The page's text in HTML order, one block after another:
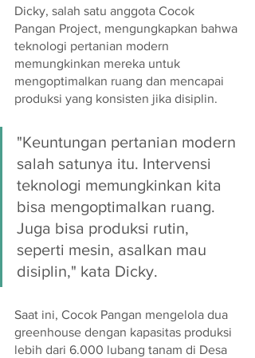
Dicky, salah satu anggota Cocok
Pangan Project, mengungkapkan bahwa
teknologi pertanian modern
memungkinkan mereka untuk
mengoptimalkan ruang dan mencapai
produksi yang konsisten jika disiplin.
"Keuntungan pertanian modern
salah satunya itu. Intervensi
teknologi memungkinkan kita
bisa mengoptimalkan ruang.
Juga bisa produksi rutin,
seperti mesin, asalkan mau
disiplin," kata Dicky.
Saat ini, Cocok Pangan mengelola dua
greenhouse dengan kapasitas produksi
lebih dari 6.000 lubang tanam di Desa